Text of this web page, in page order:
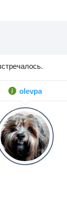
olevpa